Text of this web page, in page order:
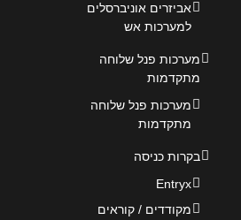
אביזרים אוניברסלים
למערכות אש
מערכות פנל שלוחה
מתקדמות
מערכות פנל שלוחה
מתקדמות
בקרות כניסה
Entryx
מקודדים / קוראים